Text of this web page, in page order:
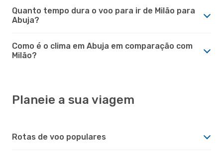
Quanto tempo dura o voo para ir de Milão para
Abuja?
Como é o clima em Abuja em comparação com
Milão?
Planeie a sua viagem
Rotas de voo populares